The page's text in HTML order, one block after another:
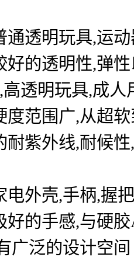
透明玩具,运动
透明性,弹性
明玩具,成人
围广,从超软
耐紫外线,耐候
外壳,手柄,握
手感,与硬胶
广泛的设计空间